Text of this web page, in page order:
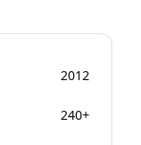
2012
240+